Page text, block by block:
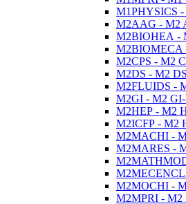
M1PHYSICS -
M2AAG - M2
M2BIOHEA -
M2BIOMECA
M2CPS - M2
M2DS - M2
M2FLUIDS -
M2GI - M2 GI-
M2HEP - M2
M2ICFP - M2
M2MACHI -
M2MARES -
M2MOCHI -
M2MPRI - M2